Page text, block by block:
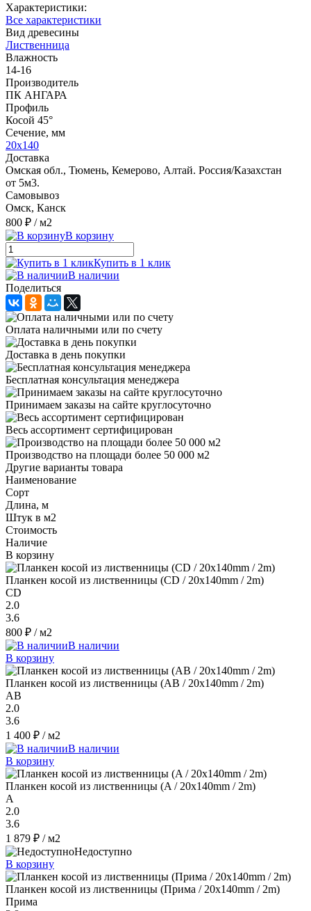
Характеристики:
Все характеристики
Вид древесины
Лиственница
Влажность
14-16
Производитель
ПК АНГАРА
Профиль
Косой 45°
Сечение, мм
20х140
Доставка
Омская обл., Тюмень, Кемерово, Алтай. Россия/Казахстан
от 5м3.
Самовывоз
Омск, Канск
800 ₽ / м2
В корзину
Купить в 1 клик
В наличии
Поделиться
Оплата наличными или по счету
Доставка в день покупки
Бесплатная консультация менеджера
Принимаем заказы на сайте круглосуточно
Весь ассортимент сертифицирован
Производство на площади более 50 000 м2
Другие варианты товара
Наименование
Сорт
Длина, м
Штук в м2
Стоимость
Наличие
В корзину
Планкен косой из лиственницы (CD / 20x140mm / 2m)
CD
2.0
3.6
800 ₽ / м2
В наличии
В корзину
Планкен косой из лиственницы (AB / 20x140mm / 2m)
AB
2.0
3.6
1 400 ₽ / м2
В наличии
В корзину
Планкен косой из лиственницы (A / 20x140mm / 2m)
A
2.0
3.6
1 879 ₽ / м2
Недоступно
В корзину
Планкен косой из лиственницы (Прима / 20x140mm / 2m)
Прима